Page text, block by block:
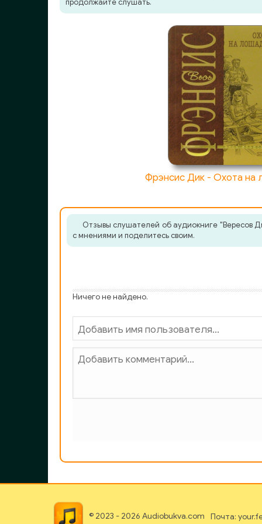
20_Karta_Imperatritsy
27_Karta_Imperatritsy
29_Karta_Imperatritsy
30_Karta_Imperatritsy
продолжайте слушать.
Фрэнсис Дик - Охота на
Отзывы слушателей об аудиокниге "Вересов
с мнениями и поделитесь своим.
Ничего не найдено.
© 2023 - 2026 Audiobukva.com Почта: